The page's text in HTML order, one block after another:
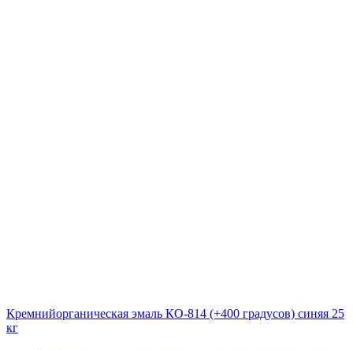
Кремнийорганическая эмаль КО-814 (+400 градусов) синяя 25
кг